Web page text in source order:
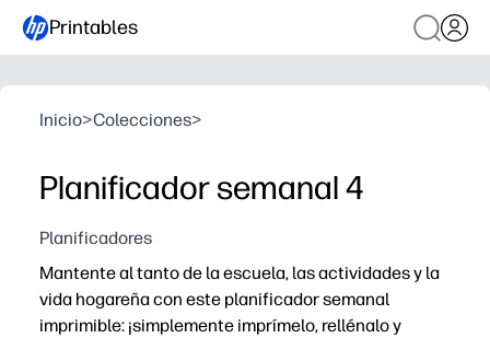
Printables
Inicio>Colecciones>
Planificador semanal 4
Planificadores
Mantente al tanto de la escuela, las actividades y la
vida hogareña con este planificador semanal
imprimible: ¡simplemente imprímelo, rellénalo y